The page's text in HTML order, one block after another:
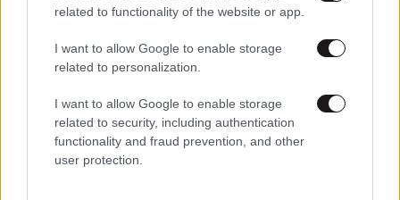
related to functionality of the website or app.
I want to allow Google to enable storage
related to personalization.
I want to allow Google to enable storage
related to security, including authentication
functionality and fraud prevention, and other
user protection.